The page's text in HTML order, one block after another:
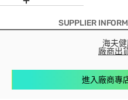
SUPPLIER
海夫
廠商出
進入廠商專